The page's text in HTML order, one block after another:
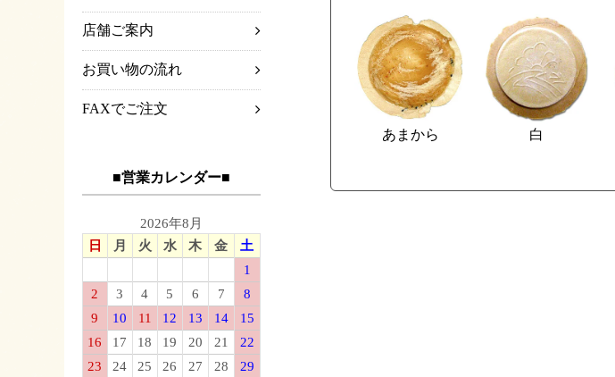
店舗ご案内
お買い物の流れ
FAXでご注文
■営業カレンダー■
2026年8月
日
月 火 水 木 金
土
1
2
3 4 5 6 7
8
9
10 11 12 13 14
15
16
17 18 19 20 21
22
23
24 25 26 27 28 29
あまから 白